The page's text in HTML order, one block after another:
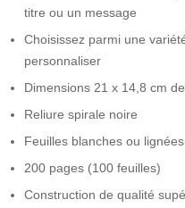
titre ou un message
Choisissez parmi une
personnaliser
Dimensions 21 x 14,8 cm
Reliure spirale noire
Feuilles blanches ou lignées
200 pages (100 feuilles)
Construction de qualité